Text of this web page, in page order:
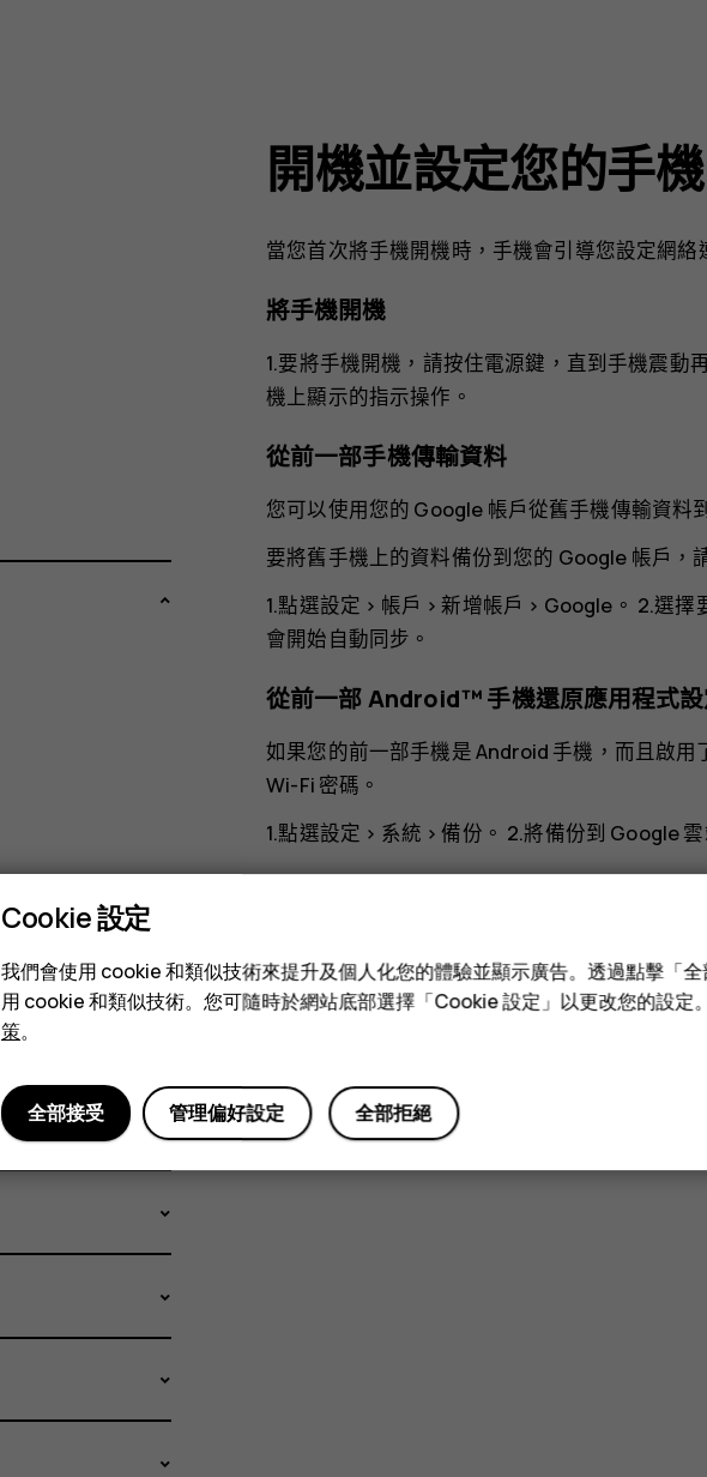
開機並設定您的手機
當您首次將手機開機時，手機會引導您設定網絡
將手機開機
1.要將手機開機，請按住電源鍵，直到手機震動
機上顯示的指示操作。
從前一部手機傳輸資料
您可以使用您的 Google 帳戶從舊手機傳輸資料
要將舊手機上的資料備份到您的 Google 帳戶，
1.點選設定 > 帳戶 >新增帳戶 > Google 。 2.選
會開始自動同步。
從前一部 Android™ 手機還原應用程式
如果您的前一部手機是 Android 手機，而且啟
Wi-Fi 密碼。
1.點選設定 > 系統 >備份 。 2.將備份到 Google
是 否
Cookie 設定
我們會使用 cookie 和類似技術來提升及個人化您的體驗並顯示廣告。透過點擊「
用 cookie 和類似技術。您可隨時於網站底部選擇「Cookie 設定」以更改您的設定
策。
全部拒絕
管理偏好設定
全部接受